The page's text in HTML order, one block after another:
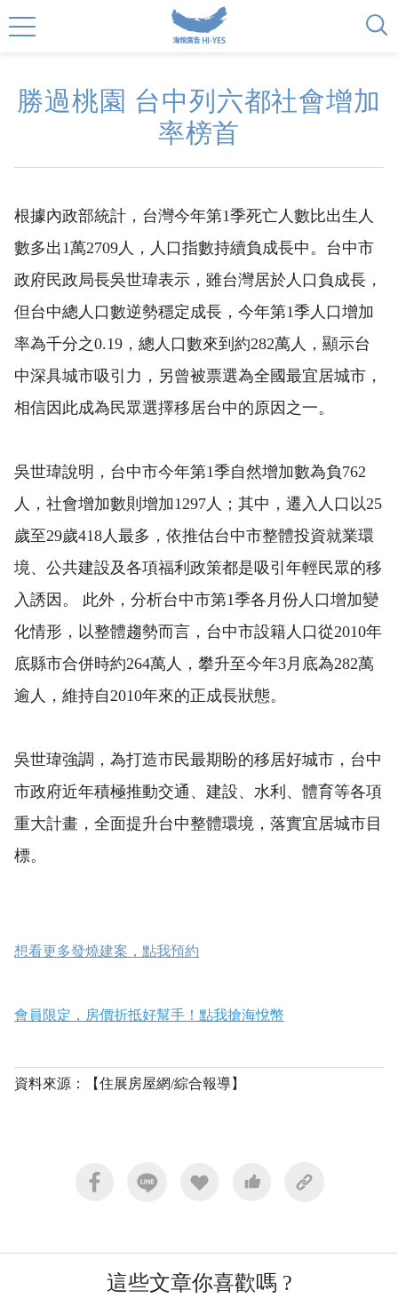
勝過桃園 台中列六都社會增加
率榜首
根據內政部統計，台灣今年第1季死亡人數比出生人
數多出1萬2709人，人口指數持續負成長中。台中市
政府民政局長吳世瑋表示，雖台灣居於人口負成長，
但台中總人口數逆勢穩定成長，今年第1季人口增加
率為千分之0.19，總人口數來到約282萬人，顯示台
中深具城市吸引力，另曾被票選為全國最宜居城市，
相信因此成為民眾選擇移居台中的原因之一。
吳世瑋說明，台中市今年第1季自然增加數為負762
人，社會增加數則增加1297人；其中，遷入人口以25
歲至29歲418人最多，依推估台中市整體投資就業環
境、公共建設及各項福利政策都是吸引年輕民眾的移
入誘因。 此外，分析台中市第1季各月份人口增加變
化情形，以整體趨勢而言，台中市設籍人口從2010年
底縣市合併時約264萬人，攀升至今年3月底為282萬
逾人，維持自2010年來的正成長狀態。
吳世瑋強調，為打造市民最期盼的移居好城市，台中
市政府近年積極推動交通、建設、水利、體育等各項
重大計畫，全面提升台中整體環境，落實宜居城市目
標。
想看更多發燒建案，點我預約
會員限定，房價折抵好幫手！點我搶海悅幣
資料來源：【住展房屋網/綜合報導】
這些文章你喜歡嗎 ?